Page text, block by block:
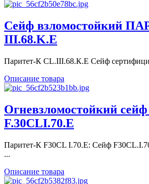
Сейф взломостойкий
III.68.K.Е
Паритет-К CL.III.68.К.E Сейф
Описание товара
Огневзломостойкий
F.30CLI.70.E
Паритет-К F30CL I.70.E: Сейф
...
Описание товара